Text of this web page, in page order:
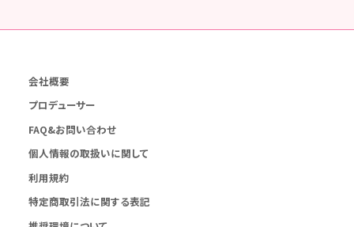
会社概要
プロデューサー
FAQ&お問い合わせ
個人情報の取扱いに関して
利用規約
特定商取引法に関する表記